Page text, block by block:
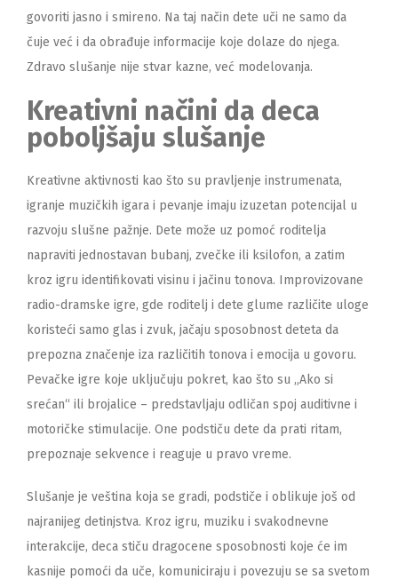
govoriti jasno i smireno. Na taj način dete uči ne samo da
čuje već i da obrađuje informacije koje dolaze do njega.
Zdravo slušanje nije stvar kazne, već modelovanja.
Kreativni načini da deca
poboljšaju slušanje
Kreativne aktivnosti kao što su pravljenje instrumenata,
igranje muzičkih igara i pevanje imaju izuzetan potencijal u
razvoju slušne pažnje. Dete može uz pomoć roditelja
napraviti jednostavan bubanj, zvečke ili ksilofon, a zatim
kroz igru identifikovati visinu i jačinu tonova. Improvizovane
radio-dramske igre, gde roditelj i dete glume različite uloge
koristeći samo glas i zvuk, jačaju sposobnost deteta da
prepozna značenje iza različitih tonova i emocija u govoru.
Pevačke igre koje uključuju pokret, kao što su „Ako si
srećan“ ili brojalice – predstavljaju odličan spoj auditivne i
motoričke stimulacije. One podstiču dete da prati ritam,
prepoznaje sekvence i reaguje u pravo vreme.
Slušanje je veština koja se gradi, podstiče i oblikuje još od
najranijeg detinjstva. Kroz igru, muziku i svakodnevne
interakcije, deca stiču dragocene sposobnosti koje će im
kasnije pomoći da uče, komuniciraju i povezuju se sa svetom